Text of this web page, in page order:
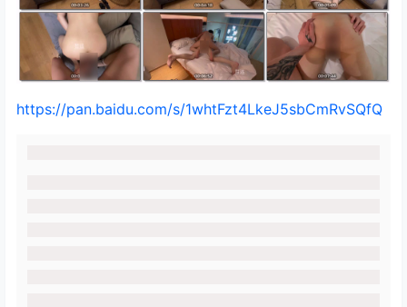
https://pan.baidu.com/s/1whtFzt4LkeJ5sbCmRvSQfQ